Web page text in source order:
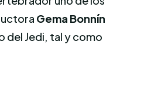
Gema Bonnín
del Jedi, tal y como